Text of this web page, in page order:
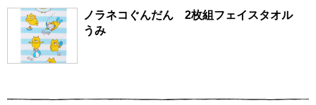
ノラネコぐんだん 2枚組フェイスタオル
うみ